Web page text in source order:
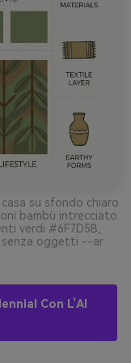
su sfondo chiaro
bambù intrecciato
verdi #6F7D5B,
senza oggetti --ar
Con L’AI